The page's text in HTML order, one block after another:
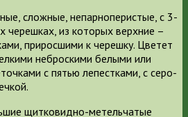
сложные, непарноперистые, с 3-
черешках, из которых верхние –
приросшими к черешку. Цветет
неброскими белыми или
с пятью лепестками, с серо-
щитковидно-метельчатые